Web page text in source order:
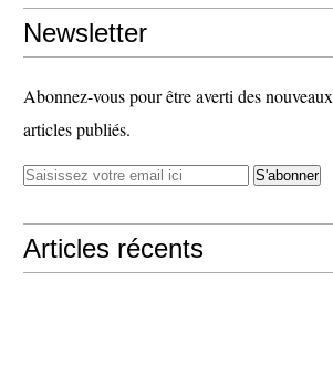
Newsletter
Abonnez-vous pour être averti des nouveaux
articles publiés.
Articles récents